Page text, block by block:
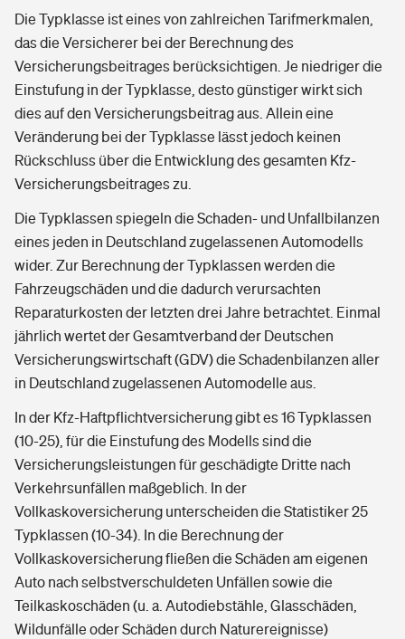
Die Typklasse ist eines von zahlreichen Tarifmerkmalen,
das die Versicherer bei der Berechnung des
Versicherungsbeitrages berücksichtigen. Je niedriger die
Einstufung in der Typklasse, desto günstiger wirkt sich
dies auf den Versicherungsbeitrag aus. Allein eine
Veränderung bei der Typklasse lässt jedoch keinen
Rückschluss über die Entwicklung des gesamten Kfz-
Versicherungsbeitrages zu.
Die Typklassen spiegeln die Schaden- und Unfallbilanzen
eines jeden in Deutschland zugelassenen Automodells
wider. Zur Berechnung der Typklassen werden die
Fahrzeugschäden und die dadurch verursachten
Reparaturkosten der letzten drei Jahre betrachtet. Einmal
jährlich wertet der Gesamtverband der Deutschen
Versicherungswirtschaft (GDV) die Schadenbilanzen aller
in Deutschland zugelassenen Automodelle aus.
In der Kfz-Haftpflichtversicherung gibt es 16 Typklassen
(10-25), für die Einstufung des Modells sind die
Versicherungsleistungen für geschädigte Dritte nach
Verkehrsunfällen maßgeblich. In der
Vollkaskoversicherung unterscheiden die Statistiker 25
Typklassen (10-34). In die Berechnung der
Vollkaskoversicherung fließen die Schäden am eigenen
Auto nach selbstverschuldeten Unfällen sowie die
Teilkaskoschäden (u. a. Autodiebstähle, Glasschäden,
Wildunfälle oder Schäden durch Naturereignisse)